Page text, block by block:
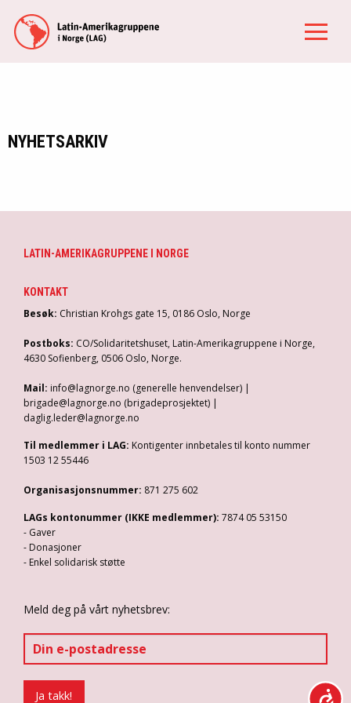
NYHETSARKIV
LATIN-AMERIKAGRUPPENE I NORGE
KONTAKT
Besøk: Christian Krohgs gate 15, 0186 Oslo, Norge
Postboks: CO/Solidaritetshuset, Latin-Amerikagruppene i Norge,
4630 Sofienberg, 0506 Oslo, Norge.
Mail: info@lagnorge.no (generelle henvendelser) |
brigade@lagnorge.no (brigadeprosjektet) |
daglig.leder@lagnorge.no
Til medlemmer i LAG: Kontigenter innbetales til konto nummer
1503 12 55446
Organisasjonsnummer: 871 275 602
LAGs kontonummer (IKKE medlemmer): 7874 05 53150
- Gaver
- Donasjoner
- Enkel solidarisk støtte
Meld deg på vårt nyhetsbrev: